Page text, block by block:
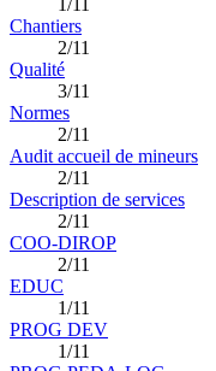
Chantiers
2/11
Qualité
3/11
Normes
2/11
Audit accueil de mineurs
2/11
Description de services
2/11
COO-DIROP
2/11
EDUC
1/11
PROG DEV
1/11